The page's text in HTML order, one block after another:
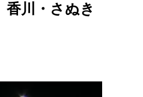
川・さぬき